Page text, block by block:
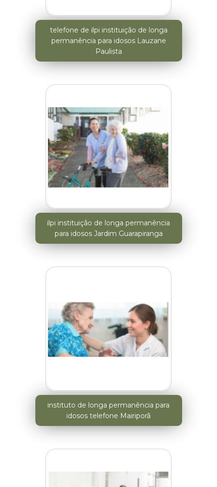
telefone de ilpi instituição de longa
permanência para idosos Lauzane
Paulista
ilpi instituição de longa permanência
para idosos Jardim Guarapiranga
instituto de longa permanência para
idosos telefone Mairiporã